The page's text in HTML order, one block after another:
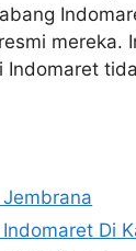
mereka.
Indomaret
Di